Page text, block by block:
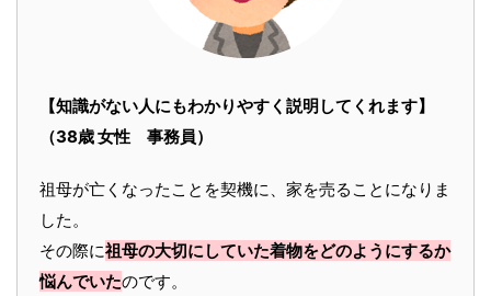
【知識がない人にもわかりやすく説明してくれます】
（38歳 女性 事務員）
祖母が亡くなったことを契機に、家を売ることになりま
した。
その際に祖母の大切にしていた着物をどのようにするか
悩んでいたのです。